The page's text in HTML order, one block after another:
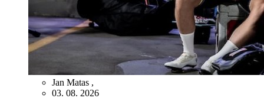
Jan Matas ,
03. 08. 2026